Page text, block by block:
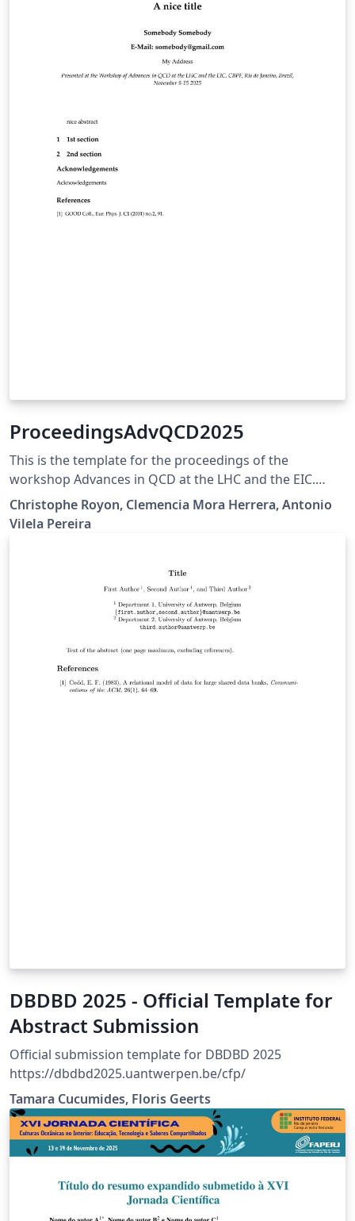
ProceedingsAdvQCD2025
This is the template for the proceedings of the
workshop Advances in QCD at the LHC and the EIC.
https://indico.cern.ch/event/1450037/page/40856-
proceedings
Christophe Royon, Clemencia Mora Herrera, Antonio
Vilela Pereira
DBDBD 2025 - Official Template for
Abstract Submission
Official submission template for DBDBD 2025
https://dbdbd2025.uantwerpen.be/cfp/
Tamara Cucumides, Floris Geerts